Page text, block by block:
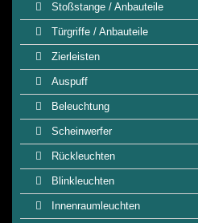
Stoßstange / Anbauteile
Türgriffe / Anbauteile
Zierleisten
Auspuff
Beleuchtung
Scheinwerfer
Rückleuchten
Blinkleuchten
Innenraumleuchten